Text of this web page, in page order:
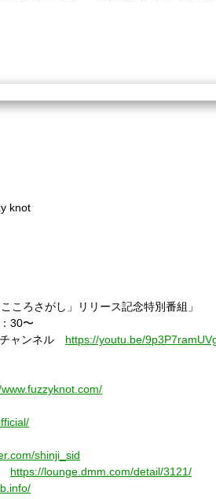
knot
ころさがし」リリース記念特別番組」
30〜
ャンネル https://youtu.be/
shinji_sid
https://lounge.dmm.com/detail/3121/